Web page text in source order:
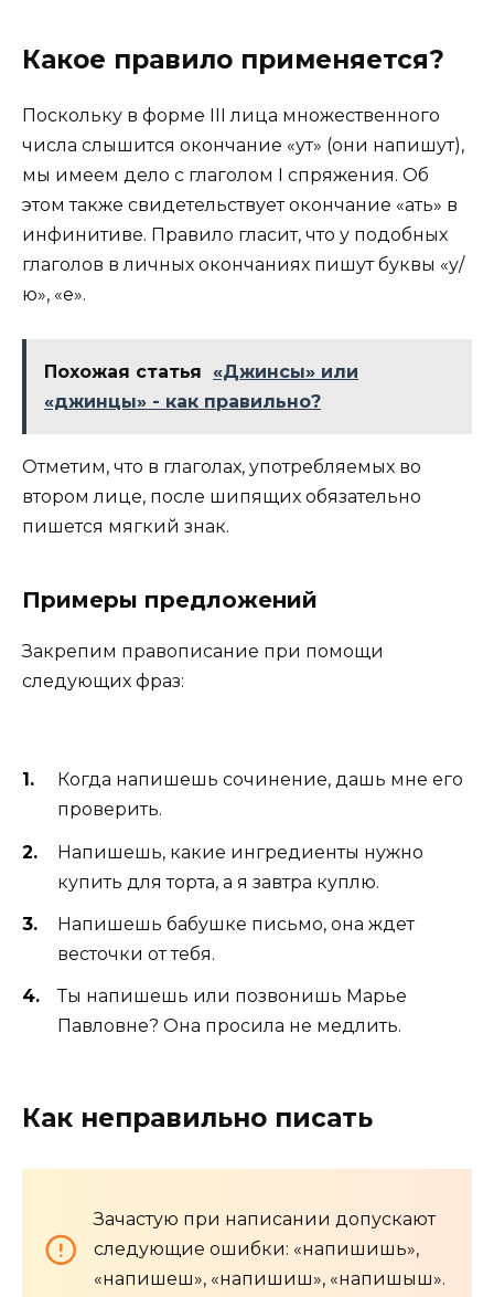
Какое правило применяется?
Поскольку в форме III лица множественного
числа слышится окончание «ут» (они напишут),
мы имеем дело с глаголом I спряжения. Об
этом также свидетельствует окончание «ать» в
инфинитиве. Правило гласит, что у подобных
глаголов в личных окончаниях пишут буквы «у/
ю», «е».
Похожая статья
«Джинсы» или
«джинцы» - как правильно?
Отметим, что в глаголах, употребляемых во
втором лице, после шипящих обязательно
пишется мягкий знак.
Примеры предложений
Закрепим правописание при помощи
следующих фраз:
Когда напишешь сочинение, дашь мне его
проверить.
Напишешь, какие ингредиенты нужно
купить для торта, а я завтра куплю.
Напишешь бабушке письмо, она ждет
весточки от тебя.
Ты напишешь или позвонишь Марье
Павловне? Она просила не медлить.
Как неправильно писать
Зачастую при написании допускают
следующие ошибки: «напишишь»,
«напишеш», «напишиш», «напишыш».